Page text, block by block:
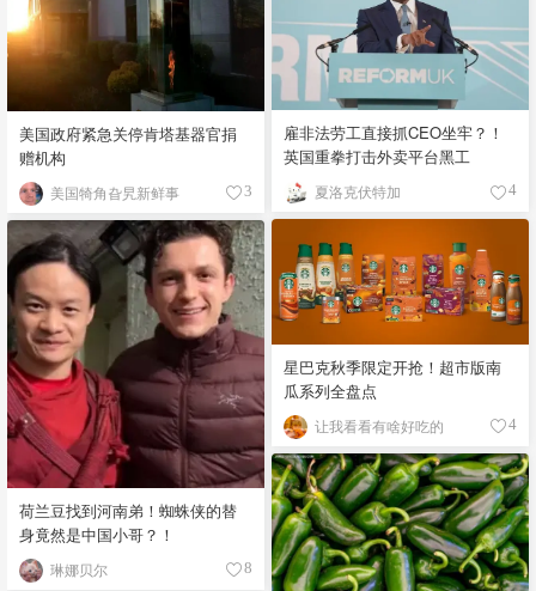
雇非法劳工直接抓CEO坐牢？！
英国重拳打击外卖平台黑工
夏洛克伏特加 4
美国政府紧急关停肯塔基器官捐
赠机构
美国犄角旮旯新鲜事 3
星巴克秋季限定开抢！超市版南
瓜系列全盘点
让我看看有啥好吃的 4
荷兰豆找到河南弟！蜘蛛侠的替
身竟然是中国小哥？！
琳娜贝尔 8